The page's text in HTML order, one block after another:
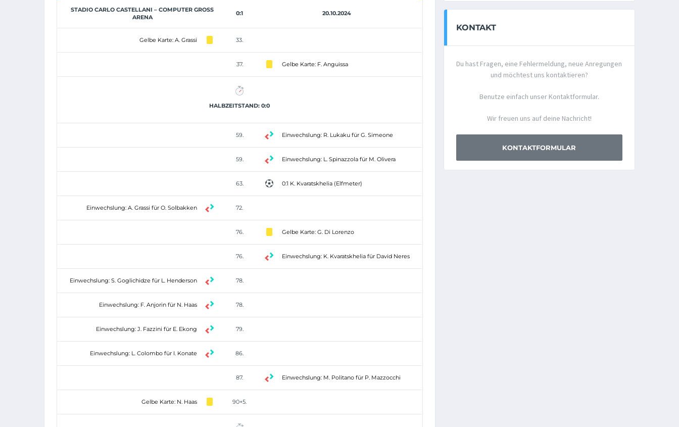
STADIO CARLO CASTELLANI – COMPUTER GROSS
ARENA
0:1 20.10.2024
Gelbe Karte: A. Grassi 33.
37. Gelbe Karte: F. Anguissa
HALBZEITSTAND: 0:0
59. Einwechslung: R. Lukaku für G. Simeone
59. Einwechslung: L. Spinazzola für M. Olivera
63. 0:1 K. Kvaratskhelia (Elfmeter)
Einwechslung: A. Grassi für O. Solbakken 72.
76. Gelbe Karte: G. Di Lorenzo
76. Einwechslung: K. Kvaratskhelia für David Neres
Einwechslung: S. Goglichidze für L. Henderson 78.
Einwechslung: F. Anjorin für N. Haas 78.
Einwechslung: J. Fazzini für E. Ekong 79.
Einwechslung: L. Colombo für I. Konate 86.
87. Einwechslung: M. Politano für P. Mazzocchi
Gelbe Karte: N. Haas 90+5.
KONTAKT
Du hast Fragen, eine Fehlermeldung, neue Anregungen
und möchtest uns kontaktieren?
Benutze einfach unser Kontaktformular.
Wir freuen uns auf deine Nachricht!
KONTAKTFORMULAR